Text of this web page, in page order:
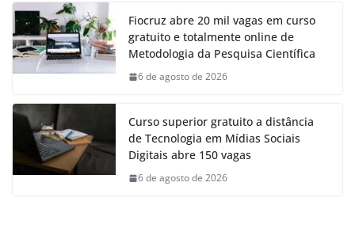
Fiocruz abre 20 mil vagas em curso
gratuito e totalmente online de
Metodologia da Pesquisa Científica
6 de agosto de 2026
Curso superior gratuito a distância
de Tecnologia em Mídias Sociais
Digitais abre 150 vagas
6 de agosto de 2026